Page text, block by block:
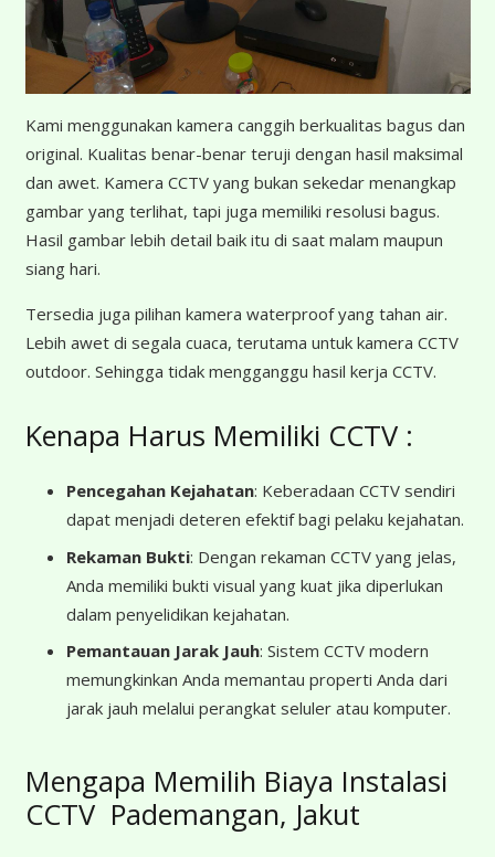
Kami menggunakan kamera canggih berkualitas bagus dan
original. Kualitas benar-benar teruji dengan hasil maksimal
dan awet. Kamera CCTV yang bukan sekedar menangkap
gambar yang terlihat, tapi juga memiliki resolusi bagus.
Hasil gambar lebih detail baik itu di saat malam maupun
siang hari.
Tersedia juga pilihan kamera waterproof yang tahan air.
Lebih awet di segala cuaca, terutama untuk kamera CCTV
outdoor. Sehingga tidak mengganggu hasil kerja CCTV.
Kenapa Harus Memiliki CCTV :
Pencegahan Kejahatan: Keberadaan CCTV sendiri
dapat menjadi deteren efektif bagi pelaku kejahatan.
Rekaman Bukti: Dengan rekaman CCTV yang jelas,
Anda memiliki bukti visual yang kuat jika diperlukan
dalam penyelidikan kejahatan.
Pemantauan Jarak Jauh: Sistem CCTV modern
memungkinkan Anda memantau properti Anda dari
jarak jauh melalui perangkat seluler atau komputer.
Mengapa Memilih Biaya Instalasi
CCTV Pademangan, Jakut